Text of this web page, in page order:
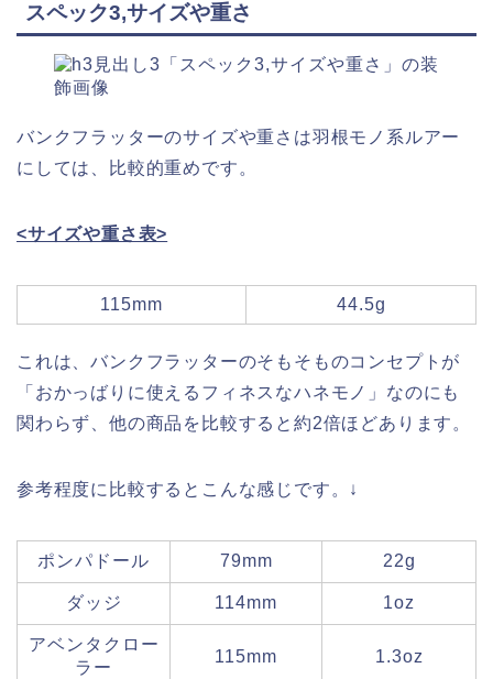
スペック3,サイズや重さ
バンクフラッターのサイズや重さは羽根モノ系ルアー
にしては、比較的重めです。
<サイズや重さ表>
115mm 44.5g
これは、バンクフラッターのそもそものコンセプトが
「おかっばりに使えるフィネスなハネモノ」なのにも
関わらず、他の商品を比較すると約2倍ほどあります。
参考程度に比較するとこんな感じです。↓
ポンパドール 79mm 22g
ダッジ 114mm 1oz
アベンタクロー
ラー
115mm 1.3oz